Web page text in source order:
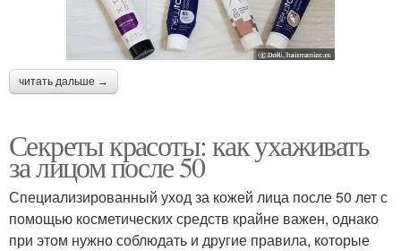
читать дальше →
Секреты красоты: как ухаживать
за лицом после 50
Специализированный уход за кожей лица после 50 лет с
помощью косметических средств крайне важен, однако
при этом нужно соблюдать и другие правила, которые